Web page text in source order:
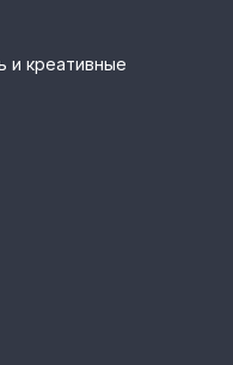
и креативные